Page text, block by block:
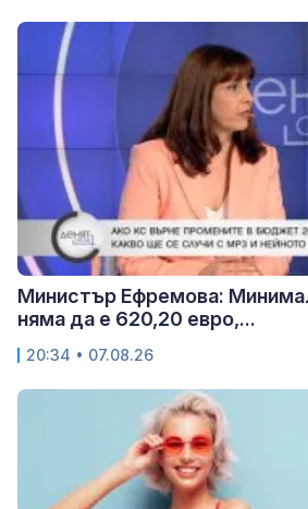
Министър Ефремова:
няма да е 620,20 евро,...
20:34 • 07.08.26